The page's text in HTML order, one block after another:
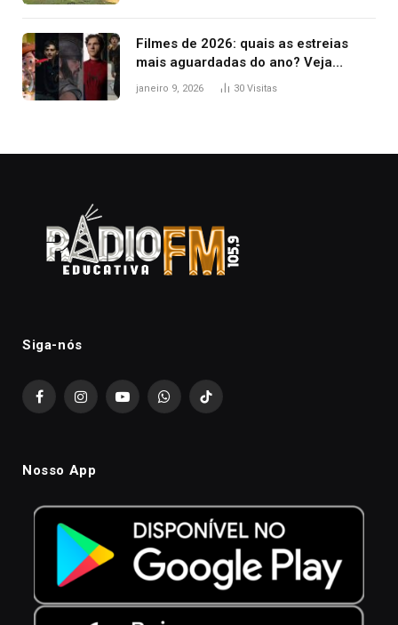
Filmes de 2026: quais as estreias
mais aguardadas do ano? Veja
principais lançamentos do cinema
janeiro 9, 2026 30 Visitas
Siga-nós
FacebookInstagramYouTubeWhatsAppTikTok
Nosso App